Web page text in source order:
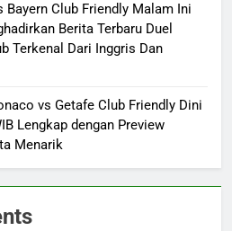
Club Friendly Malam Ini
Berita Terbaru Duel
Terkenal Dari Inggris Dan
vs Getafe Club Friendly Dini
Lengkap dengan Preview
Menarik